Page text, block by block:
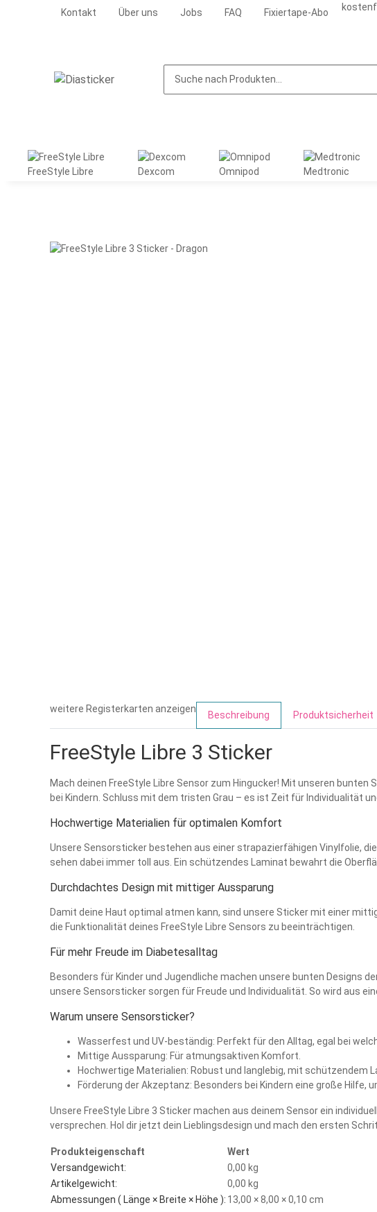
Kontakt Über uns Jobs FAQ Fixiertape-Abo
FreeStyle Libre Dexcom Omnipod Medtronic
weitere Registerkarten anzeigen
Beschreibung Produktsicherheit
FreeStyle Libre 3 Sticker
Mach deinen FreeStyle Libre Sensor zum Hingucker! Mit unseren
bei Kindern. Schluss mit dem tristen Grau – es ist Zeit für Individualität
Hochwertige Materialien für optimalen Komfort
Unsere Sensorsticker bestehen aus einer strapazierfähigen Vinylfolie,
sehen dabei immer toll aus. Ein schützendes Laminat bewahrt die
Durchdachtes Design mit mittiger Aussparung
Damit deine Haut optimal atmen kann, sind unsere Sticker mit einer
die Funktionalität deines FreeStyle Libre Sensors zu beeinträchtigen.
Für mehr Freude im Diabetesalltag
Besonders für Kinder und Jugendliche machen unsere bunten Designs
unsere Sensorsticker sorgen für Freude und Individualität. So wird aus
Warum unsere Sensorsticker?
Wasserfest und UV-beständig: Perfekt für den Alltag, egal bei
Mittige Aussparung: Für atmungsaktiven Komfort.
Hochwertige Materialien: Robust und langlebig, mit schützendem
Förderung der Akzeptanz: Besonders bei Kindern eine große Hilfe,
Unsere FreeStyle Libre 3 Sticker machen aus deinem Sensor ein
versprechen. Hol dir jetzt dein Lieblingsdesign und mach den ersten
Produkteigenschaft
Wert
Versandgewicht:
0,00 kg
Artikelgewicht:
0,00 kg
Abmessungen ( Länge × Breite × Höhe ): 13,00 × 8,00 × 0,10 cm